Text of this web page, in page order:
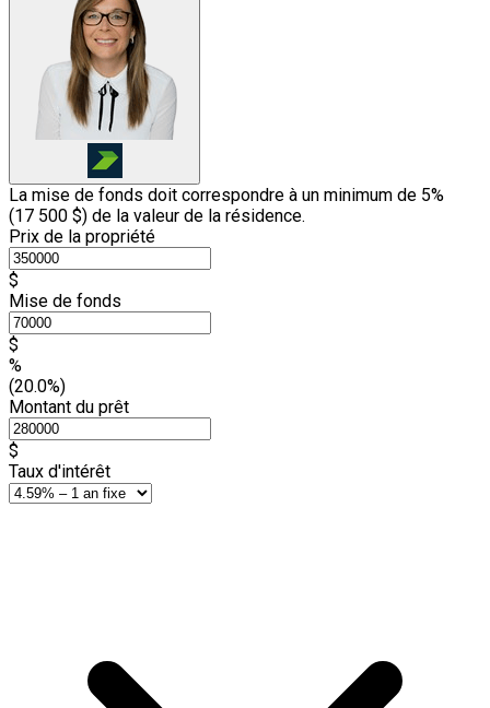
La mise de fonds doit correspondre à un minimum de 5%
(17 500 $) de la valeur de la résidence.
Prix de la propriété
$
Mise de fonds
$
%
(20.0%)
Montant du prêt
$
Taux d'intérêt